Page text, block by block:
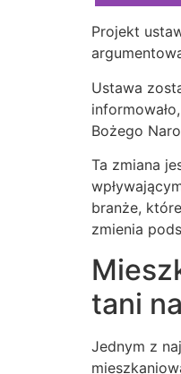
Projekt
Ustawa
Bożego
Ta zmiana
branże,
zmienia
tani
Jednym z